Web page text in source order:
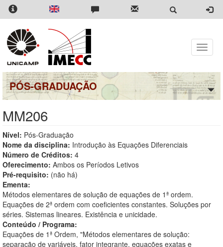
Pular
para
conteúdo
principal
Toggle
PÓS-GRADUAÇÃO
MM206
Nível: Pós-Graduação
Nome da disciplina: Introdução às Equações Diferenciais
Número de Créditos: 4
Oferecimento: Ambos os Períodos Letivos
Pré-requisito: (não há)
Ementa:
Métodos elementares de solução de equações de 1ª ordem.
Equações de 2ª ordem com coeficientes constantes. Soluções por
séries. Sistemas lineares. Existência e unicidade.
Conteúdo / Programa:
Equações de 1ª Ordem, "Métodos elementares de solução:
separação de variáveis, fator integrante, equações exatas e